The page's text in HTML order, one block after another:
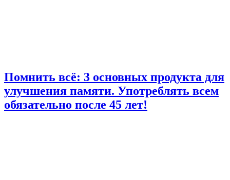
Помнить всё: 3 основных продукта для
улучшения памяти. Употреблять всем
обязательно после 45 лет!